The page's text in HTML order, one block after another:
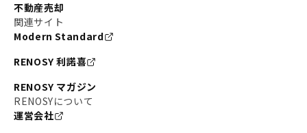
不動産売却
関連サイト
Modern Standard
RENOSY 利諾喜
RENOSY マガジン
RENOSYについて
運営会社